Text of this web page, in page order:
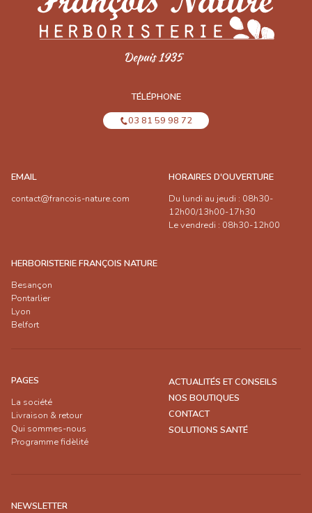
TÉLÉPHONE
03 81 59 98 72
EMAIL
contact@francois-nature.com
HORAIRES D'OUVERTURE
Du lundi au jeudi : 08h30-
12h00/13h00-17h30
Le vendredi : 08h30-12h00
HERBORISTERIE FRANÇOIS NATURE
Besançon
Pontarlier
Lyon
Belfort
PAGES
La société
Livraison & retour
Qui sommes-nous
Programme fidèlité
ACTUALITÉS ET CONSEILS
NOS BOUTIQUES
CONTACT
SOLUTIONS SANTÉ
NEWSLETTER